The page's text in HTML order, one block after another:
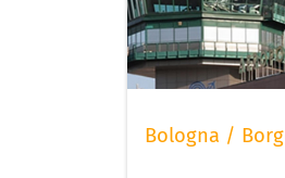
Bologna /